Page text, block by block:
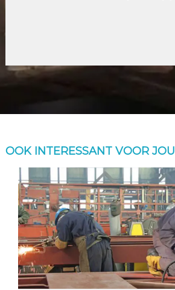
OOK INTERESSANT VOOR JOU